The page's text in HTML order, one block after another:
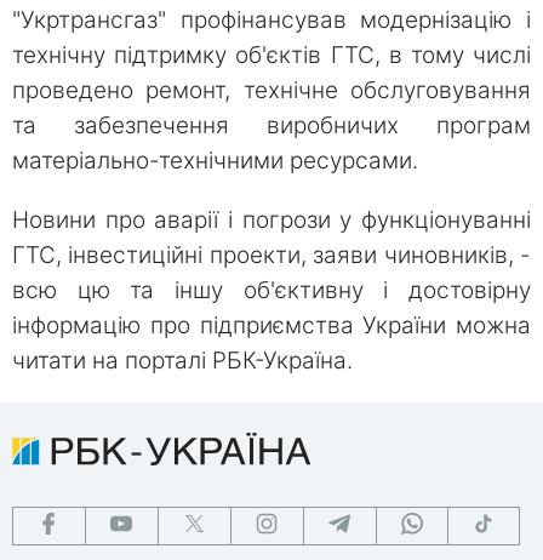
"Укртрансгаз" профінансував модернізацію і
технічну підтримку об'єктів ГТС, в тому числі
проведено ремонт, технічне обслуговування
та забезпечення виробничих програм
матеріально-технічними ресурсами.
Новини про аварії і погрози у функціонуванні
ГТС, інвестиційні проекти, заяви чиновників, -
всю цю та іншу об'єктивну і достовірну
інформацію про підприємства України можна
читати на порталі РБК-Україна.